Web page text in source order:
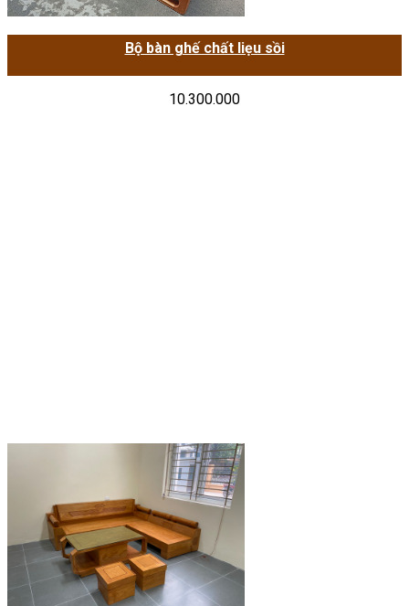
Bộ bàn ghế chất liẹu sồi
10.300.000